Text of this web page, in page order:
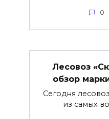
0
Лесовоз
обзор
Сегодня
из самых